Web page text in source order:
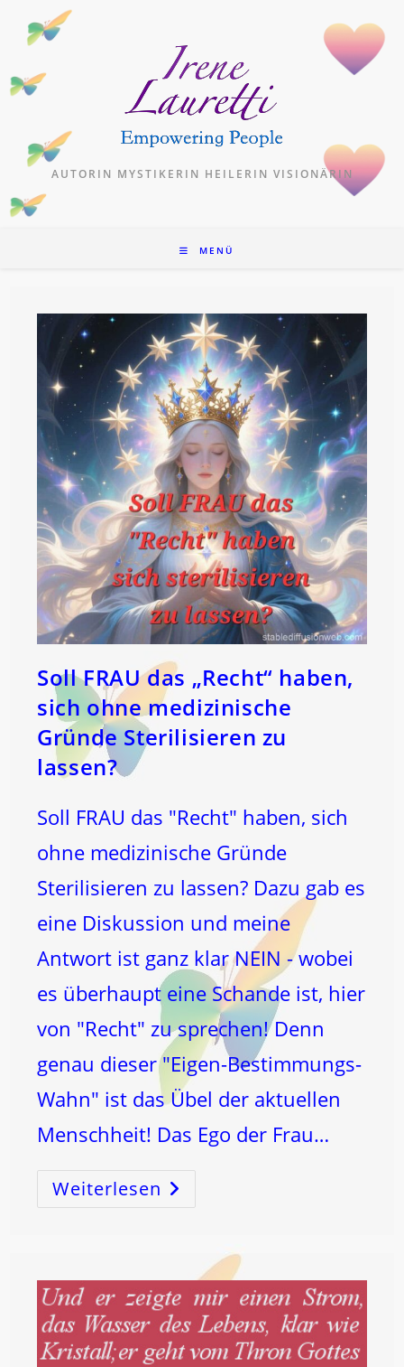
Inhalt
AUTORIN MYSTIKERIN HEILERIN VISIONÄRIN
MENÜ
Soll FRAU das „Recht“ haben,
sich ohne medizinische
Gründe Sterilisieren zu
lassen?
Soll FRAU das "Recht" haben, sich
ohne medizinische Gründe
Sterilisieren zu lassen? Dazu gab es
eine Diskussion und meine
Antwort ist ganz klar NEIN - wobei
es überhaupt eine Schande ist, hier
von "Recht" zu sprechen! Denn
genau dieser "Eigen-Bestimmungs-
Wahn" ist das Übel der aktuellen
Menschheit! Das Ego der Frau…
Weiterlesen Soll
FRAU
Das
Medizinische
Gründe
Sterilisieren
Zu
Lassen?